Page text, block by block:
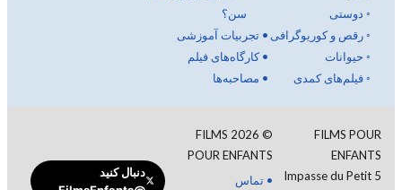
◦ دوستی
◦رقص و کوریوگرافی
◦ حیوانات
◦فیلم‌های کمدی
سن؟
• تجربیات آموزشی
•کارگاه‌های فیلم
• مصاحبه‌ها
FILMS POUR
ENFANTS
5 Impasse du Petit
©
2026
FILMS
POUR ENFANTS
• تماس
دنبال کنید